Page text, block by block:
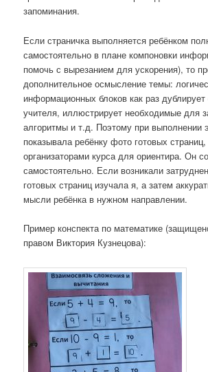
запоминания.
Если страничка выполняется ребёнком
самостоятельно в плане компоновки
помочь с вырезанием для ускорения), то
дополнительное осмысление темы:
информационных блоков как раз
учителя, иллюстрирует необходимые для
алгоритмы и т.д. Поэтому при выполнении
показывала ребёнку фото готовых
организаторами курса для ориентира. Он
самостоятельно. Если возникали
готовых страниц изучала я, а затем
мысли ребёнка в нужном направлении.
Пример конспекта по математике
правом Виктория Кузнецова):